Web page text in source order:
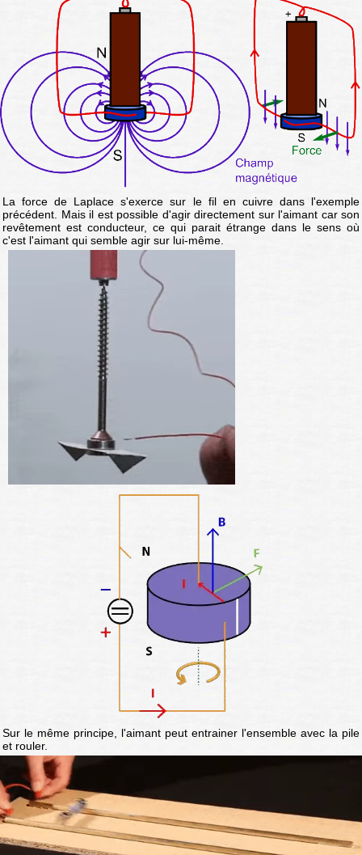
La force de Laplace s'exerce sur le fil en cuivre dans l'exemple
précédent. Mais il est possible d'agir directement sur l'aimant car son
revêtement est conducteur, ce qui parait étrange dans le sens où
c'est l'aimant qui semble agir sur lui-même.
Sur le même principe, l'aimant peut entrainer l'ensemble avec la pile
et rouler.